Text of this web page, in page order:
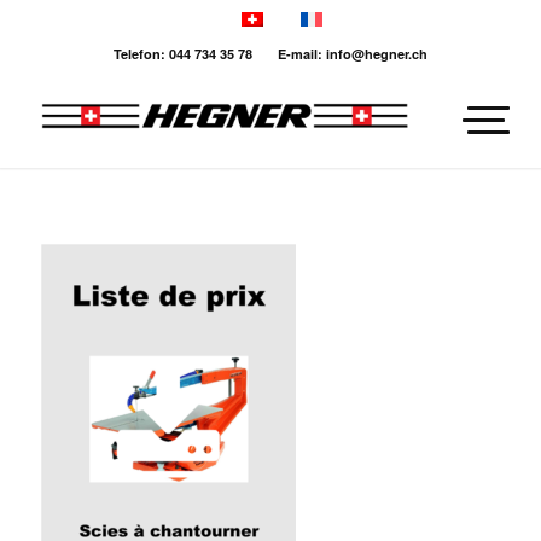
Telefon: 044 734 35 78 E-mail: info@hegner.ch